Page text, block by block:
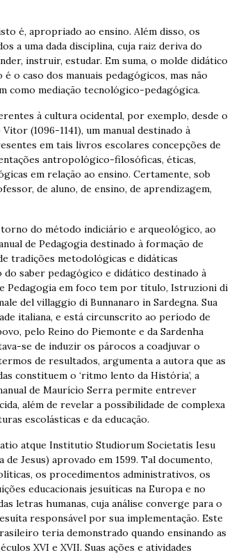
é, apropriado ao ensino. Além disso, os
a uma dada disciplina, cuja raiz deriva do
instruir, estudar. Em suma, o molde didático
o caso dos manuais pedagógicos, mas não
como mediação tecnológico-pedagógica.
à cultura ocidental, por exemplo, desde o
(1096-1141), um manual destinado à
em tais livros escolares concepções de
antropológico-filosóficas, éticas,
em relação ao ensino. Certamente, sob
de aluno, de ensino, de aprendizagem,
do método indiciário e arqueológico, ao
de Pedagogia destinado à formação de
tradições metodológicas e didáticas
do saber pedagógico e didático destinado à
Pedagogia em foco tem por título, Istruzioni di
del villaggio di Bunnanaro in Sardegna. Sua
italiana, e está circunscrito ao período de
pelo Reino do Piemonte e da Sardenha
se de induzir os párocos a coadjuvar o
de resultados, argumenta a autora que as
constituem o ‘ritmo lento da História’, a
de Maurício Serra permite entrever
além de revelar a possibilidade de complexa
escolásticas e da educação.
atque Institutio Studiorum Societatis Iesu
Jesus) aprovado em 1599. Tal documento,
os procedimentos administrativos, os
educacionais jesuíticas na Europa e no
letras humanas, cuja análise converge para o
responsável por sua implementação. Este
teria demonstrado quando ensinando as
XVI e XVII. Suas ações e atividades